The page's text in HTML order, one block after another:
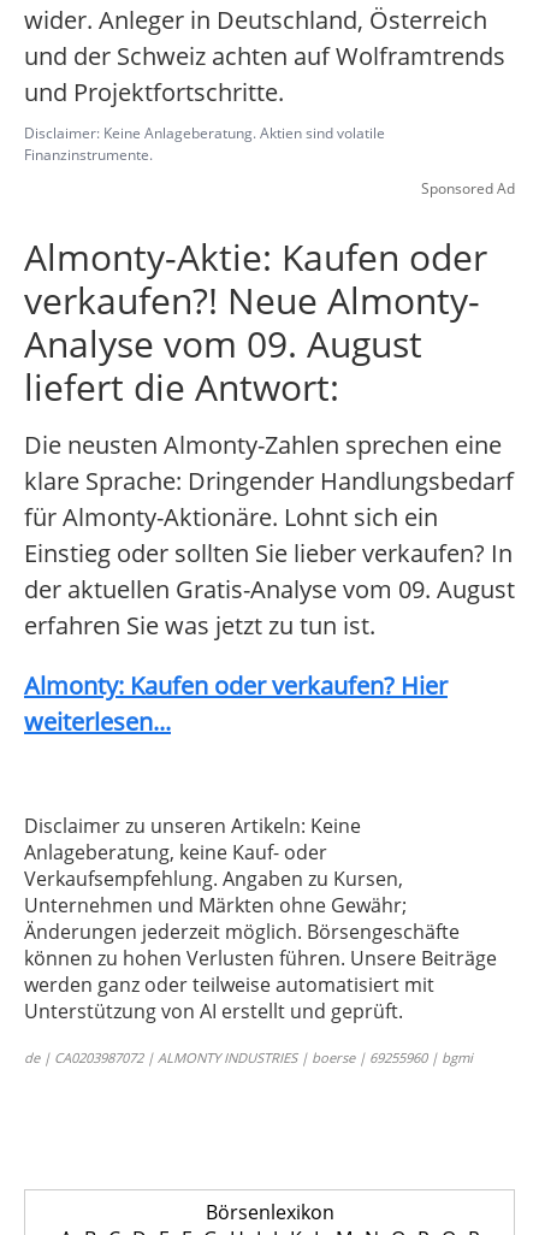
wider. Anleger in Deutschland, Österreich
und der Schweiz achten auf Wolframtrends
und Projektfortschritte.
Disclaimer: Keine Anlageberatung. Aktien sind volatile
Finanzinstrumente.
Sponsored Ad
Almonty-Aktie: Kaufen oder
verkaufen?! Neue Almonty-
Analyse vom 09. August
liefert die Antwort:
Die neusten Almonty-Zahlen sprechen eine
klare Sprache: Dringender Handlungsbedarf
für Almonty-Aktionäre. Lohnt sich ein
Einstieg oder sollten Sie lieber verkaufen? In
der aktuellen Gratis-Analyse vom 09. August
erfahren Sie was jetzt zu tun ist.
Almonty: Kaufen oder verkaufen? Hier
weiterlesen...
Disclaimer zu unseren Artikeln: Keine
Anlageberatung, keine Kauf- oder
Verkaufsempfehlung. Angaben zu Kursen,
Unternehmen und Märkten ohne Gewähr;
Änderungen jederzeit möglich. Börsengeschäfte
können zu hohen Verlusten führen. Unsere Beiträge
werden ganz oder teilweise automatisiert mit
Unterstützung von AI erstellt und geprüft.
de | CA0203987072 | ALMONTY INDUSTRIES | boerse | 69255960 | bgmi
Börsenlexikon